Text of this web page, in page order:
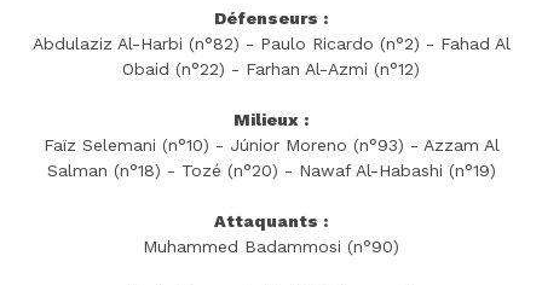
Défenseurs :
Abdulaziz Al-Harbi (n°82) - Paulo Ricardo (n°2) - Fahad Al
Obaid (n°22) - Farhan Al-Azmi (n°12)
Milieux :
Faïz Selemani (n°10) - Júnior Moreno (n°93) - Azzam Al
Salman (n°18) - Tozé (n°20) - Nawaf Al-Habashi (n°19)
Attaquants :
Muhammed Badammosi (n°90)